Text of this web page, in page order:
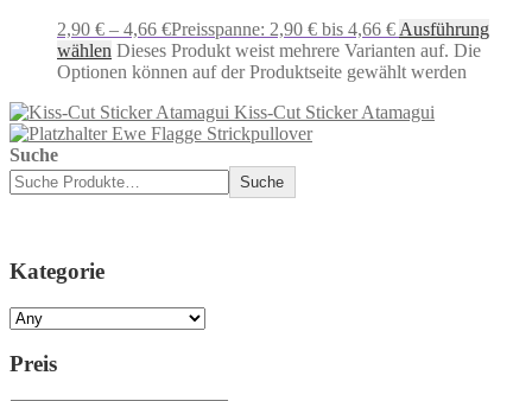
2,90 € – 4,66 €Preisspanne: 2,90 € bis 4,66 € Ausführung
wählen Dieses Produkt weist mehrere Varianten auf. Die
Optionen können auf der Produktseite gewählt werden
Kiss-Cut Sticker Atamagui
Ewe Flagge Strickpullover
Suche
Suche
Kategorie
Preis